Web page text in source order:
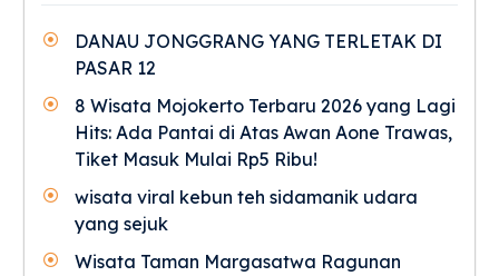
DANAU JONGGRANG YANG TERLETAK DI
PASAR 12
8 Wisata Mojokerto Terbaru 2026 yang Lagi
Hits: Ada Pantai di Atas Awan Aone Trawas,
Tiket Masuk Mulai Rp5 Ribu!
wisata viral kebun teh sidamanik udara
yang sejuk
Wisata Taman Margasatwa Ragunan